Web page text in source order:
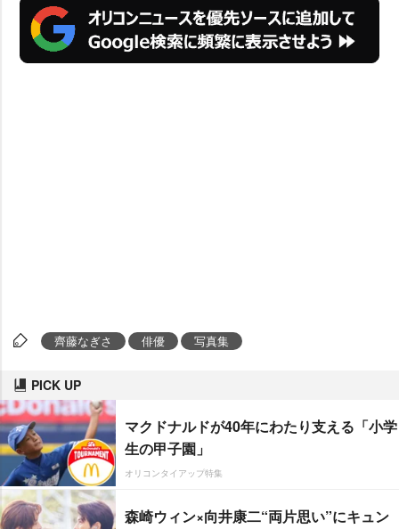
齊藤なぎさ 俳優 写真集
PICK UP
マクドナルドが40年にわたり支える「小学
生の甲子園」
オリコンタイアップ特集
森崎ウィン×向井康二“両片思い”にキュン